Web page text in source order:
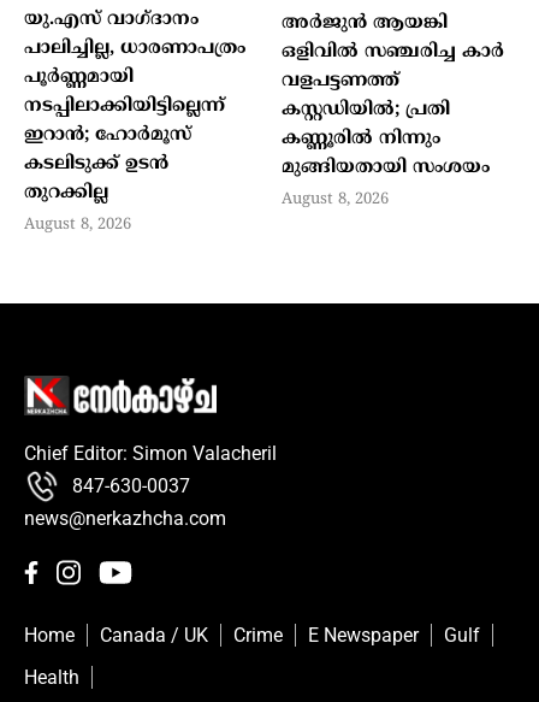
യു.എസ് വാഗ്ദാനം
പാലിച്ചില്ല, ധാരണാപത്രം
പൂർണ്ണമായി
നടപ്പിലാക്കിയിട്ടില്ലെന്ന്
ഇറാൻ; ഹോർമൂസ്
കടലിടുക്ക് ഉടൻ
തുറക്കില്ല
August 8, 2026
അർജുൻ ആയങ്കി
ഒളിവിൽ സഞ്ചരിച്ച കാർ
വളപട്ടണത്ത്
കസ്റ്റഡിയിൽ; പ്രതി
കണ്ണൂരിൽ നിന്നും
മുങ്ങിയതായി സംശയം
August 8, 2026
Chief Editor: Simon Valacheril
847-630-0037
news@nerkazhcha.com
Home Canada / UK Crime E Newspaper
Gulf
Health